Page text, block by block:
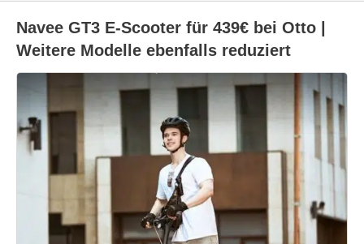
Navee GT3 E-Scooter für 439€ bei Otto |
Weitere Modelle ebenfalls reduziert